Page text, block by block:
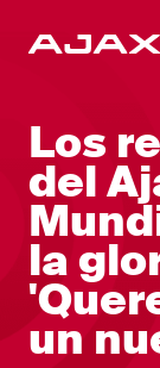
Los
del
la
un